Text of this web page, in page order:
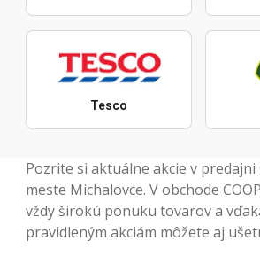
Tesco
Pozrite si aktuálne akcie v predajni
meste Michalovce. V obchode
vždy širokú ponuku tovarov a
pravidleným akciám môžete aj